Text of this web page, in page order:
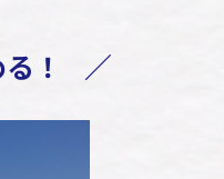
！ ／